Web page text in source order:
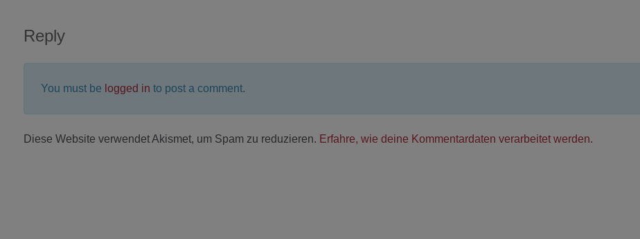
Reply
You must be logged in to post a comment.
Diese Website verwendet Akismet, um Spam zu reduzieren. Erfahre, wie deine Kommentardaten verarbeitet werden.